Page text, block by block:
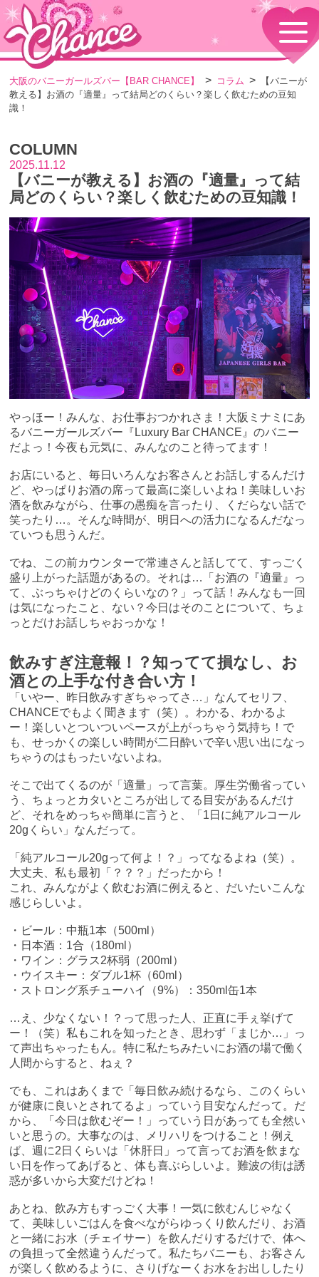
HOME
TOPページ
コンセプト
GIRLS
メニュー・料金
EVENTS
SHOP
店舗情報・よくある質問
VISITORS TO JAPAN
外国人観光客向け
RECRUIT
採用情報
大阪のバニーガールズバー【BAR CHANCE】 コラム
【バニーが
教える】お酒の『適量』って結局どのくらい？楽しく飲むための豆知
識！
COLUMN
2025.11.12
【バニーが教える】お酒の『適量』って結
局どのくらい？楽しく飲むための豆知識！
やっほー！みんな、お仕事おつかれさま！大阪ミナミにあ
るバニーガールズバー『Luxury Bar CHANCE』のバニー
だよっ！今夜も元気に、みんなのこと待ってます！
お店にいると、毎日いろんなお客さんとお話しするんだけ
ど、やっぱりお酒の席って最高に楽しいよね！美味しいお
酒を飲みながら、仕事の愚痴を言ったり、くだらない話で
笑ったり…。そんな時間が、明日への活力になるんだなっ
ていつも思うんだ。
でね、この前カウンターで常連さんと話してて、すっごく
盛り上がった話題があるの。それは…「お酒の『適量』っ
て、ぶっちゃけどのくらいなの？」って話！みんなも一回
は気になったこと、ない？今日はそのことについて、ちょ
っとだけお話しちゃおっかな！
飲みすぎ注意報！？知ってて損なし、お
酒との上手な付き合い方！
「いやー、昨日飲みすぎちゃってさ…」なんてセリフ、
CHANCEでもよく聞きます（笑）。わかる、わかるよ
ー！楽しいとついついペースが上がっちゃう気持ち！で
も、せっかくの楽しい時間が二日酔いで辛い思い出になっ
ちゃうのはもったいないよね。
そこで出てくるのが「適量」って言葉。厚生労働省ってい
う、ちょっとカタいところが出してる目安があるんだけ
ど、それをめっちゃ簡単に言うと、「1日に純アルコール
20gくらい」なんだって。
「純アルコール20gって何よ！？」ってなるよね（笑）。
大丈夫、私も最初「？？？」だったから！
これ、みんながよく飲むお酒に例えると、だいたいこんな
感じらしいよ。
・ビール：中瓶1本（500ml）
・日本酒：1合（180ml）
・ワイン：グラス2杯弱（200ml）
・ウイスキー：ダブル1杯（60ml）
・ストロング系チューハイ（9%）：350ml缶1本
…え、少なくない！？って思った人、正直に手ぇ挙げて
ー！（笑）私もこれを知ったとき、思わず「まじか…」っ
て声出ちゃったもん。特に私たちみたいにお酒の場で働く
人間からすると、ねぇ？
でも、これはあくまで「毎日飲み続けるなら、このくらい
が健康に良いとされてるよ」っていう目安なんだって。だ
から、「今日は飲むぞー！」っていう日があっても全然い
いと思うの。大事なのは、メリハリをつけること！例え
ば、週に2日くらいは「休肝日」って言ってお酒を飲まな
い日を作ってあげると、体も喜ぶらしいよ。難波の街は誘
惑が多いから大変だけどね！
あとね、飲み方もすっごく大事！一気に飲むんじゃなく
て、美味しいごはんを食べながらゆっくり飲んだり、お酒
と一緒にお水（チェイサー）を飲んだりするだけで、体へ
の負担って全然違うんだって。私たちバニーも、お客さん
が楽しく飲めるように、さりげなーくお水をお出ししたり